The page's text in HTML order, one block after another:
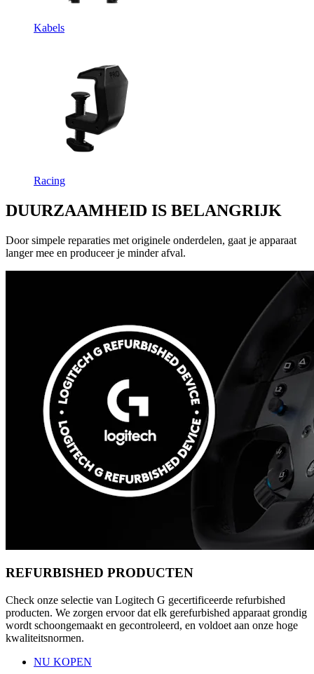
Kabels
Racing
DUURZAAMHEID IS BELANGRIJK
Door simpele reparaties met originele onderdelen, gaat je apparaat
langer mee en produceer je minder afval.
REFURBISHED PRODUCTEN
Check onze selectie van Logitech G gecertificeerde refurbished
producten. We zorgen ervoor dat elk gerefurbished apparaat grondig
wordt schoongemaakt en gecontroleerd, en voldoet aan onze hoge
kwaliteitsnormen.
NU KOPEN